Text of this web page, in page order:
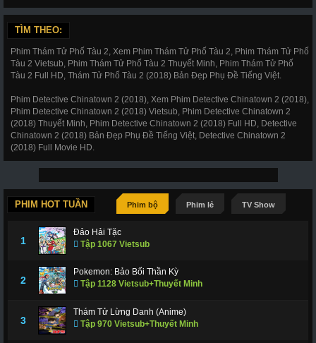
TÌM THEO:
Phim Thám Tử Phố Tàu 2, Xem Phim Thám Tử Phố Tàu 2, Phim Thám Tử Phố
Tàu 2 Vietsub, Phim Thám Tử Phố Tàu 2 Thuyết Minh, Phim Thám Tử Phố
Tàu 2 Full HD, Thám Tử Phố Tàu 2 (2018) Bản Đẹp Phụ Đề Tiếng Việt.
Phim Detective Chinatown 2 (2018), Xem Phim Detective Chinatown 2 (2018),
Phim Detective Chinatown 2 (2018) Vietsub, Phim Detective Chinatown 2
(2018) Thuyết Minh, Phim Detective Chinatown 2 (2018) Full HD, Detective
Chinatown 2 (2018) Bản Đẹp Phụ Đề Tiếng Việt, Detective Chinatown 2
(2018) Full Movie HD.
PHIM HOT TUẦN Phim bộ Phim lẻ TV Show
1
Đảo Hải Tặc
Tập 1067 Vietsub
2
Pokemon: Bảo Bối Thần Kỳ
Tập 1128 Vietsub+Thuyết Minh
3
Thám Tử Lừng Danh (Anime)
Tập 970 Vietsub+Thuyết Minh